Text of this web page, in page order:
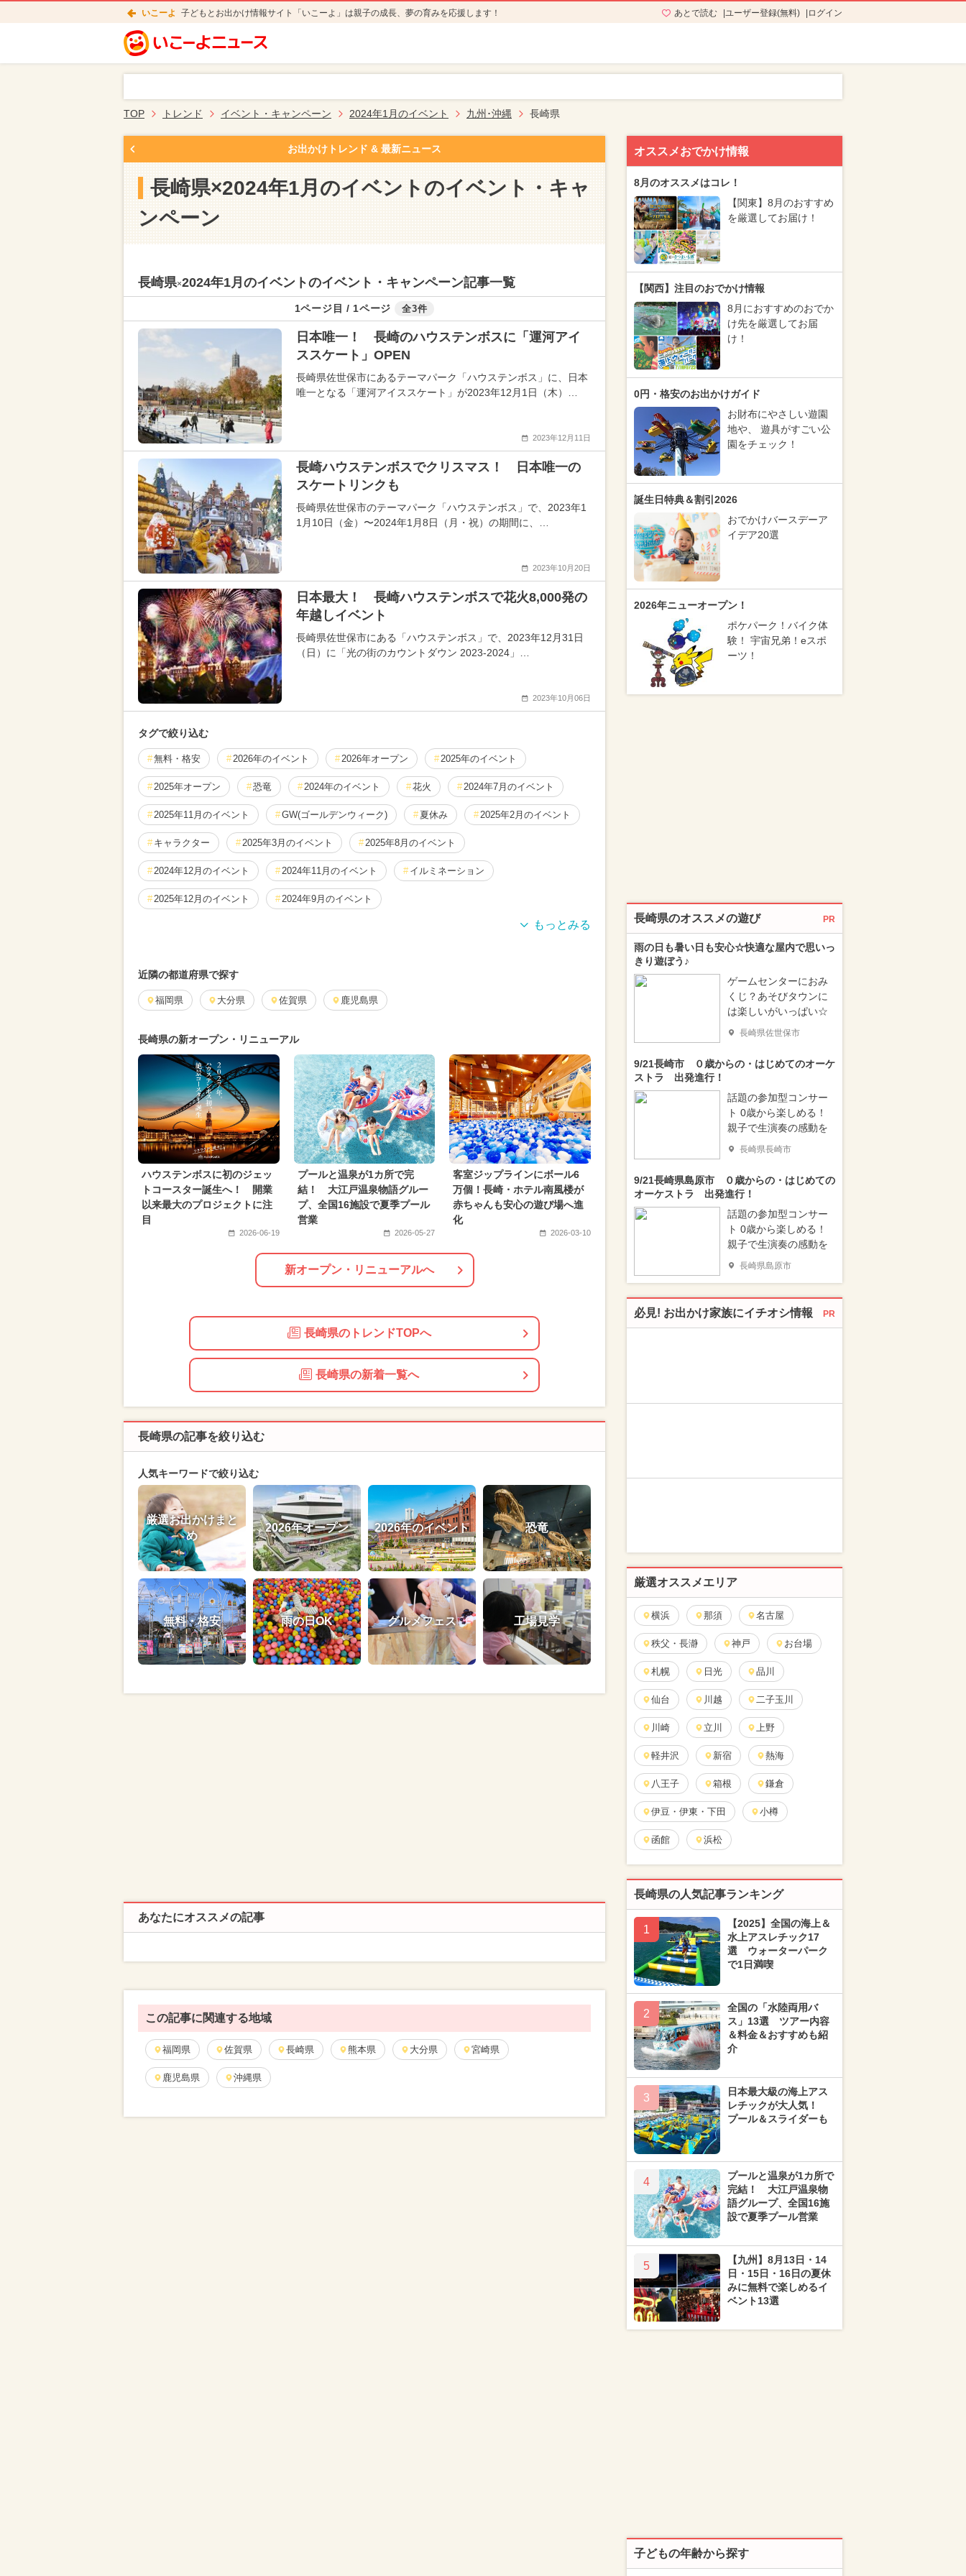
いこーよ 子どもとお出かけ情報サイト「いこーよ」は親子の成長、夢の育みを応援します！ あとで読む ユーザー登録(無料) ログイン
TOP トレンド イベント・キャンペーン 2024年1月のイベント 九州･沖縄 長崎県
お出かけトレンド & 最新ニュース
長崎県×2024年1月のイベントのイベント・キャ
ンペーン
長崎県×2024年1月のイベントのイベント・キャンペーン記事一覧
1ページ目 / 1ページ 全3件
日本唯一！ 長崎のハウステンボスに「運河アイ
ススケート」OPEN
長崎県佐世保市にあるテーマパーク「ハウステンボス」に、日本
唯一となる「運河アイススケート」が2023年12月1日（木）…
2023年12月11日
長崎ハウステンボスでクリスマス！ 日本唯一の
スケートリンクも
長崎県佐世保市のテーマパーク「ハウステンボス」で、2023年1
1月10日（金）〜2024年1月8日（月・祝）の期間に、…
2023年10月20日
日本最大！ 長崎ハウステンボスで花火8,000発の
年越しイベント
長崎県佐世保市にある「ハウステンボス」で、2023年12月31日
（日）に「光の街のカウントダウン 2023-2024」…
2023年10月06日
タグで絞り込む
無料・格安 2026年のイベント 2026年オープン 2025年のイベント
2025年オープン 恐竜 2024年のイベント 花火 2024年7月のイベント
2025年11月のイベント GW(ゴールデンウィーク) 夏休み 2025年2月のイベント
キャラクター 2025年3月のイベント 2025年8月のイベント
2024年12月のイベント 2024年11月のイベント イルミネーション
2025年12月のイベント 2024年9月のイベント
春休み 2025年7月のイベント
2026年5月のイベント 2024年10月のイベント
2026年8月のイベント 2024年3月のイベント 2025年6月のイベント 絶景
ポケモン ご当地グルメ・限定メニュー 2026年2月のイベント
2026年6月のイベント お正月 2026年4月のイベント 冬休み
2024年4月のイベント 2023年12月のイベント 2024年1月のイベント
グルメフェス
近隣の都道府県で探す
福岡県 大分県 佐賀県 鹿児島県
長崎県の新オープン・リニューアル
ハウステンボスに初のジェッ
トコースター誕生へ！ 開業
以来最大のプロジェクトに注
目
2026-06-19
プールと温泉が1カ所で完
結！ 大江戸温泉物語グルー
プ、全国16施設で夏季プール
営業
2026-05-27
客室ジップラインにボール6
万個！長崎・ホテル南風楼が
赤ちゃんも安心の遊び場へ進
化
2026-03-10
新オープン・リニューアルへ
長崎県のトレンドTOPへ
長崎県の新着一覧へ
長崎県の記事を絞り込む
人気キーワードで絞り込む
厳選お出かけまと
め
2026年オープン 2026年のイベント 恐竜
無料・格安 雨の日OK グルメフェス 工場見学
あなたにオススメの記事
この記事に関連する地域
福岡県 佐賀県 長崎県 熊本県 大分県 宮崎県
鹿児島県 沖縄県
オススメおでかけ情報
8月のオススメはコレ！
【関東】8月のおすすめ
を厳選してお届け！
【関西】注目のおでかけ情報
8月におすすめのおでか
け先を厳選してお届
け！
0円・格安のお出かけガイド
お財布にやさしい遊園
地や、 遊具がすごい公
園をチェック！
誕生日特典＆割引2026
おでかけバースデーア
イデア20選
2026年ニューオープン！
ポケパーク！バイク体
験！ 宇宙兄弟！eスポ
ーツ！
長崎県のオススメの遊び PR
雨の日も暑い日も安心☆快適な屋内で思いっ
きり遊ぼう♪
ゲームセンターにおみ
くじ？あそびタウンに
は楽しいがいっぱい☆
長崎県佐世保市
9/21長崎市 ０歳からの・はじめてのオーケ
ストラ 出発進行！
話題の参加型コンサー
ト 0歳から楽しめる！
親子で生演奏の感動を
長崎県長崎市
9/21長崎県島原市 ０歳からの・はじめての
オーケストラ 出発進行！
話題の参加型コンサー
ト 0歳から楽しめる！
親子で生演奏の感動を
長崎県島原市
必見! お出かけ家族にイチオシ情報 PR
厳選オススメエリア
横浜 那須 名古屋
秩父・長瀞 神戸 お台場
札幌 日光 品川
仙台 川越 二子玉川
川崎 立川 上野
軽井沢 新宿 熱海
八王子 箱根 鎌倉
伊豆・伊東・下田 小樽
函館 浜松
長崎県の人気記事ランキング
1
【2025】全国の海上＆
水上アスレチック17
選 ウォーターパーク
で1日満喫
2
全国の「水陸両用バ
ス」13選 ツアー内容
＆料金＆おすすめも紹
介
3
日本最大級の海上アス
レチックが大人気！
プール＆スライダーも
4
プールと温泉が1カ所で
完結！ 大江戸温泉物
語グループ、全国16施
設で夏季プール営業
5
【九州】8月13日・14
日・15日・16日の夏休
みに無料で楽しめるイ
ベント13選
子どもの年齢から探す